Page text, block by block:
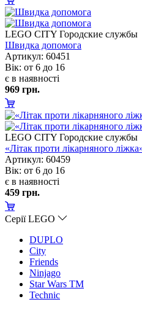
LEGO CITY Городские службы
Швидка допомога
Артикул: 60451
ік: от 6 до 16
є в наявності
969 грн.
LEGO CITY Городские службы
«Літак проти лікарняного
Артикул: 60459
ік: от 6 до 16
є в наявності
459 грн.
Серії LEGO
DUPLO
City
Friends
Ninjago
Star Wars TM
Technic